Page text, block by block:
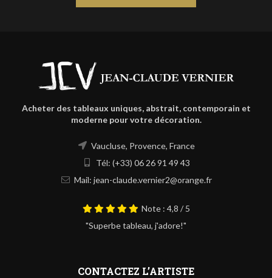
Acheter des tableaux uniques, abstrait, contemporain et
moderne pour votre décoration.
Vaucluse, Provence, France
Tél: (+33) 06 26 91 49 43
Mail: jean-claude.vernier2@orange.fr
Note : 4,8 / 5
"Superbe tableau, j'adore!"
CONTACTEZ L’ARTISTE